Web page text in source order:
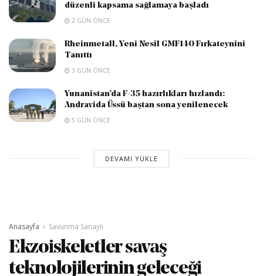
düzenli kapsama sağlamaya başladı
2 GÜN ÖNCE
Rheinmetall, Yeni Nesil GMF140 Fırkateynini
Tanıttı
3 GÜN ÖNCE
Yunanistan’da F-35 hazırlıkları hızlandı:
Andravida Üssü baştan sona yenilenecek
5 GÜN ÖNCE
DEVAMI YÜKLE
Anasayfa Savunma Sanayii
Ekzoiskeletler savaş
teknolojilerinin geleceği